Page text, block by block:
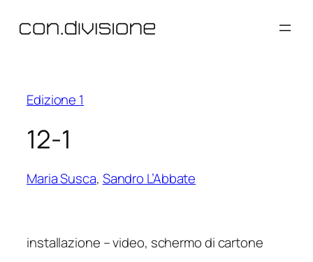
Edizione 1
12-1
Maria Susca, Sandro L’Abbate
installazione – video, schermo di cartone